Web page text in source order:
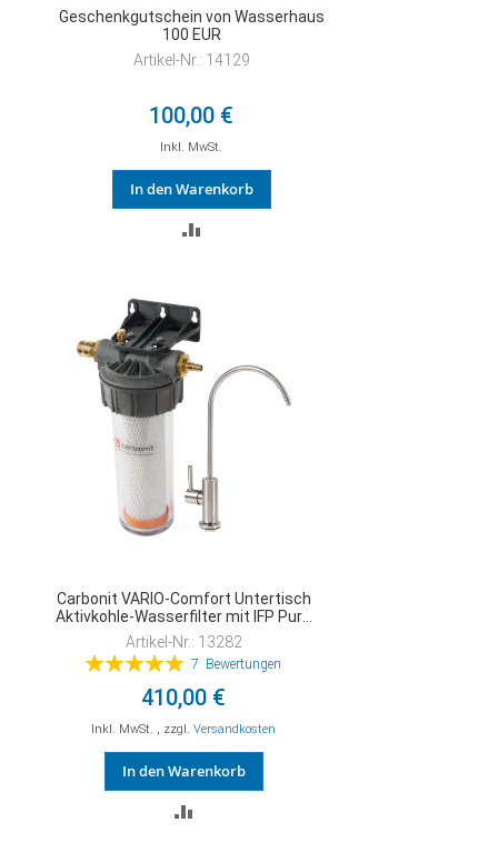
Geschenkgutschein von Wasserhaus
100 EUR
Artikel-Nr.: 14129
100,00 €
Inkl. MwSt.
In den Warenkorb
Carbonit VARIO-Comfort Untertisch
Aktivkohle-Wasserfilter mit IFP Puro
Kombifilter
Artikel-Nr.: 13282
Bewertung:
7 Bewertungen
410,00 €
Inkl. MwSt. , zzgl. Versandkosten
In den Warenkorb